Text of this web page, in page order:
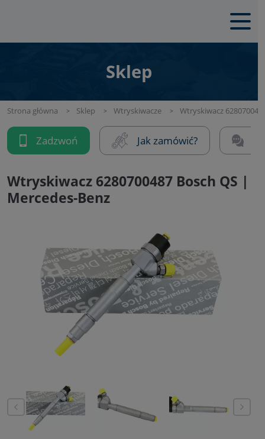
Sklep
Strona główna Sklep Wtryskiwacze Wtryskiwacz
Zadzwoń Jak zamówić?
Wtryskiwacz 6280700487 Bosch QS |
Mercedes-Benz